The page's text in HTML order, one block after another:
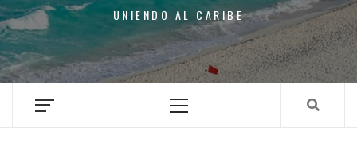
UNIENDO AL CARIBE
Menu